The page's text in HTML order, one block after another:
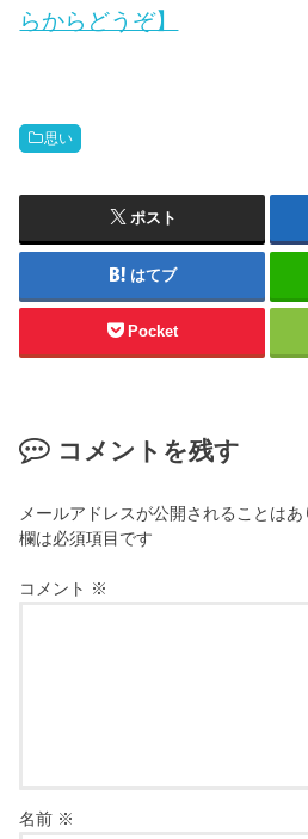
らからどうぞ】
思い
ポスト
はてブ
Pocket
コメントを残す
メールアドレスが公開されることはあ
欄は必須項目です
コメント ※
名前 ※